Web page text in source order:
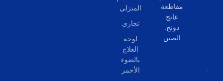
مقاطعة
غانج
دونج,
الصين
المنزلي
تجاري
لوحة
العلاج
بالضوء
الأحمر